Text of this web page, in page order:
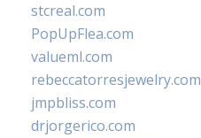
stcreal.com
PopUpFlea.com
valueml.com
rebeccatorresjewelry.com
jmpbliss.com
drjorgerico.com